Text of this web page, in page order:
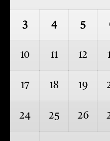
3 4 5
10 11 12
17 18 19
24 25 26